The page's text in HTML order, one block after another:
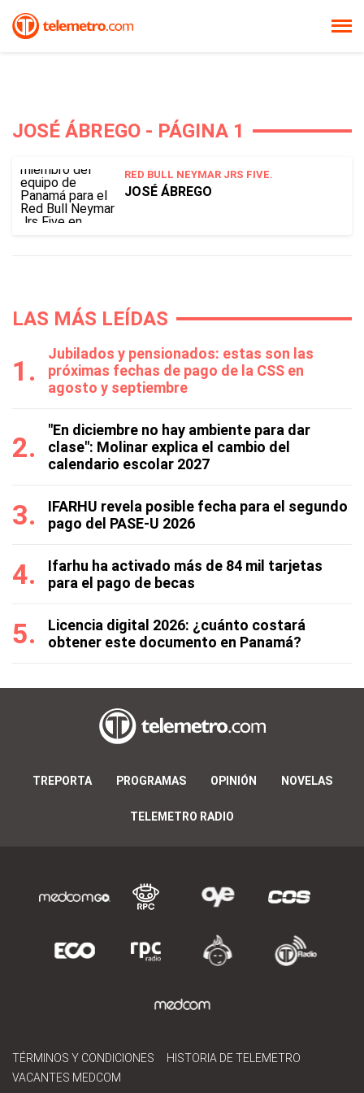
JOSÉ ÁBREGO - PÁGINA 1
RED BULL NEYMAR JRS FIVE.
JOSÉ ÁBREGO
LAS MÁS LEÍDAS
Jubilados y pensionados: estas son las
próximas fechas de pago de la CSS en
agosto y septiembre
"En diciembre no hay ambiente para dar
clase": Molinar explica el cambio del
calendario escolar 2027
IFARHU revela posible fecha para el segundo
pago del PASE-U 2026
Ifarhu ha activado más de 84 mil tarjetas
para el pago de becas
Licencia digital 2026: ¿cuánto costará
obtener este documento en Panamá?
TREPORTA PROGRAMAS OPINIÓN NOVELAS
TELEMETRO RADIO
TÉRMINOS Y CONDICIONES
HISTORIA DE TELEMETRO
VACANTES MEDCOM